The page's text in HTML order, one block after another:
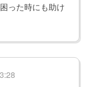
った時にも助け